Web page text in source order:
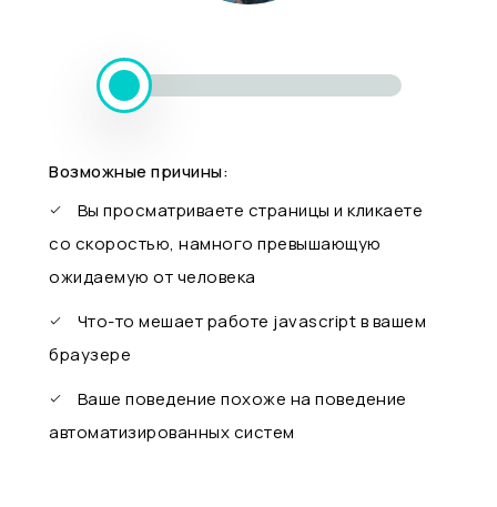
Возможные причины:
Вы просматриваете страницы и кликаете
со скоростью, намного превышающую
ожидаемую от человека
Что-то мешает работе javascript в вашем
браузере
Ваше поведение похоже на поведение
автоматизированных систем